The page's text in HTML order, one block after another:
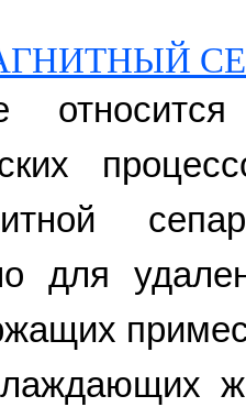
для